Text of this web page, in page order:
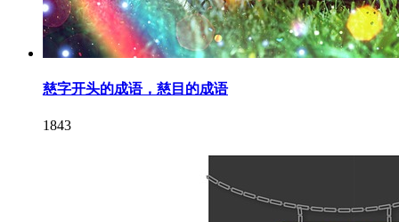
慈字开头的成语，慈目的成语
1843